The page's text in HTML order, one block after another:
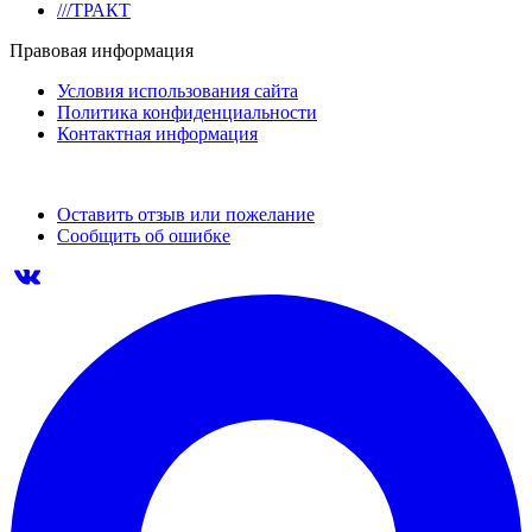
///ТРАКТ
Правовая информация
Условия использования сайта
Политика конфиденциальности
Контактная информация
Оставить отзыв или пожелание
Сообщить об ошибке